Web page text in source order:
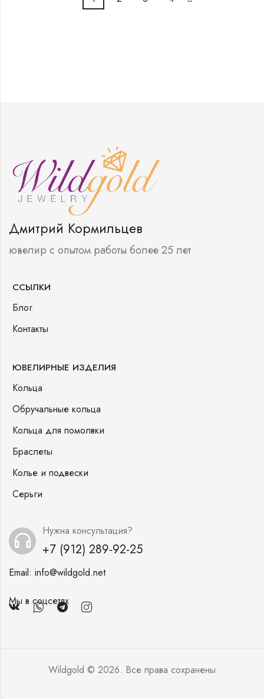
Дмитрий Кормильцев
ювелир с опытом работы более 25 лет
ССЫЛКИ
Блог
Контакты
ЮВЕЛИРНЫЕ ИЗДЕЛИЯ
Кольца
Обручальные кольца
Кольца для помолвки
Браслеты
Колье и подвески
Серьги
Нужна консультация?
+7 (912) 289-92-25
Email: info@wildgold.net
Мы в соцсетях
Wildgold © 2026. Все права сохранены